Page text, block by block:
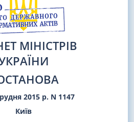
МІНІСТРІВ
2015 р. N 1147
Київ